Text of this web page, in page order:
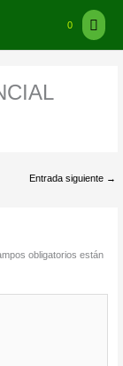
Menú
0
Entrada siguiente →
obligatorios están